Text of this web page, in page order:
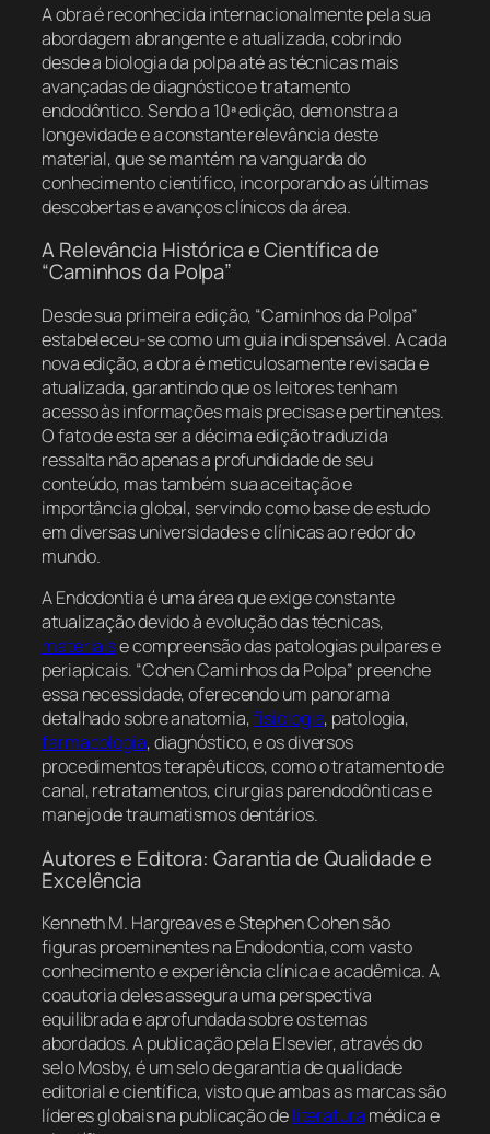
A obra é reconhecida internacionalmente pela sua
abordagem abrangente e atualizada, cobrindo
desde a biologia da polpa até as técnicas mais
avançadas de diagnóstico e tratamento
endodôntico. Sendo a 10ª edição, demonstra a
longevidade e a constante relevância deste
material, que se mantém na vanguarda do
conhecimento científico, incorporando as últimas
descobertas e avanços clínicos da área.
A Relevância Histórica e Científica de
“Caminhos da Polpa”
Desde sua primeira edição, “Caminhos da Polpa”
estabeleceu-se como um guia indispensável. A cada
nova edição, a obra é meticulosamente revisada e
atualizada, garantindo que os leitores tenham
acesso às informações mais precisas e pertinentes.
O fato de esta ser a décima edição traduzida
ressalta não apenas a profundidade de seu
conteúdo, mas também sua aceitação e
importância global, servindo como base de estudo
em diversas universidades e clínicas ao redor do
mundo.
A Endodontia é uma área que exige constante
atualização devido à evolução das técnicas,
materiaise compreensão das patologias pulpares e
periapicais. “Cohen Caminhos da Polpa” preenche
essa necessidade, oferecendo um panorama
detalhado sobre anatomia,fisiologia, patologia,
farmacologia, diagnóstico, e os diversos
procedimentos terapêuticos, como o tratamento de
canal, retratamentos, cirurgias parendodônticas e
manejo de traumatismos dentários.
Autores e Editora: Garantia de Qualidade e
Excelência
Kenneth M. Hargreaves e Stephen Cohen são
figuras proeminentes na Endodontia, com vasto
conhecimento e experiência clínica e acadêmica. A
coautoria deles assegura uma perspectiva
equilibrada e aprofundada sobre os temas
abordados. A publicação pela Elsevier, através do
selo Mosby, é um selo de garantia de qualidade
editorial e científica, visto que ambas as marcas são
líderes globais na publicação deliteratura médica e